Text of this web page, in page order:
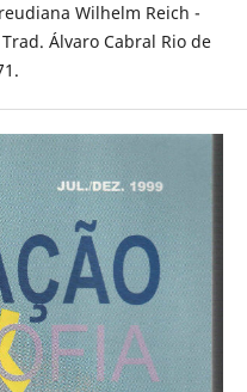
Wilhelm Reich -
Álvaro Cabral Rio de